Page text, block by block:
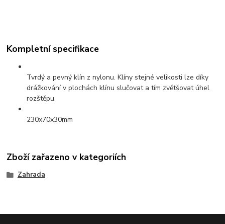
Kompletní specifikace
Tvrdý a pevný klín z nylonu. Klíny stejné velikosti lze díky
drážkování v plochách klínu slučovat a tím zvětšovat úhel
rozštěpu.
230x70x30mm
Zboží zařazeno v kategoriích
Zahrada